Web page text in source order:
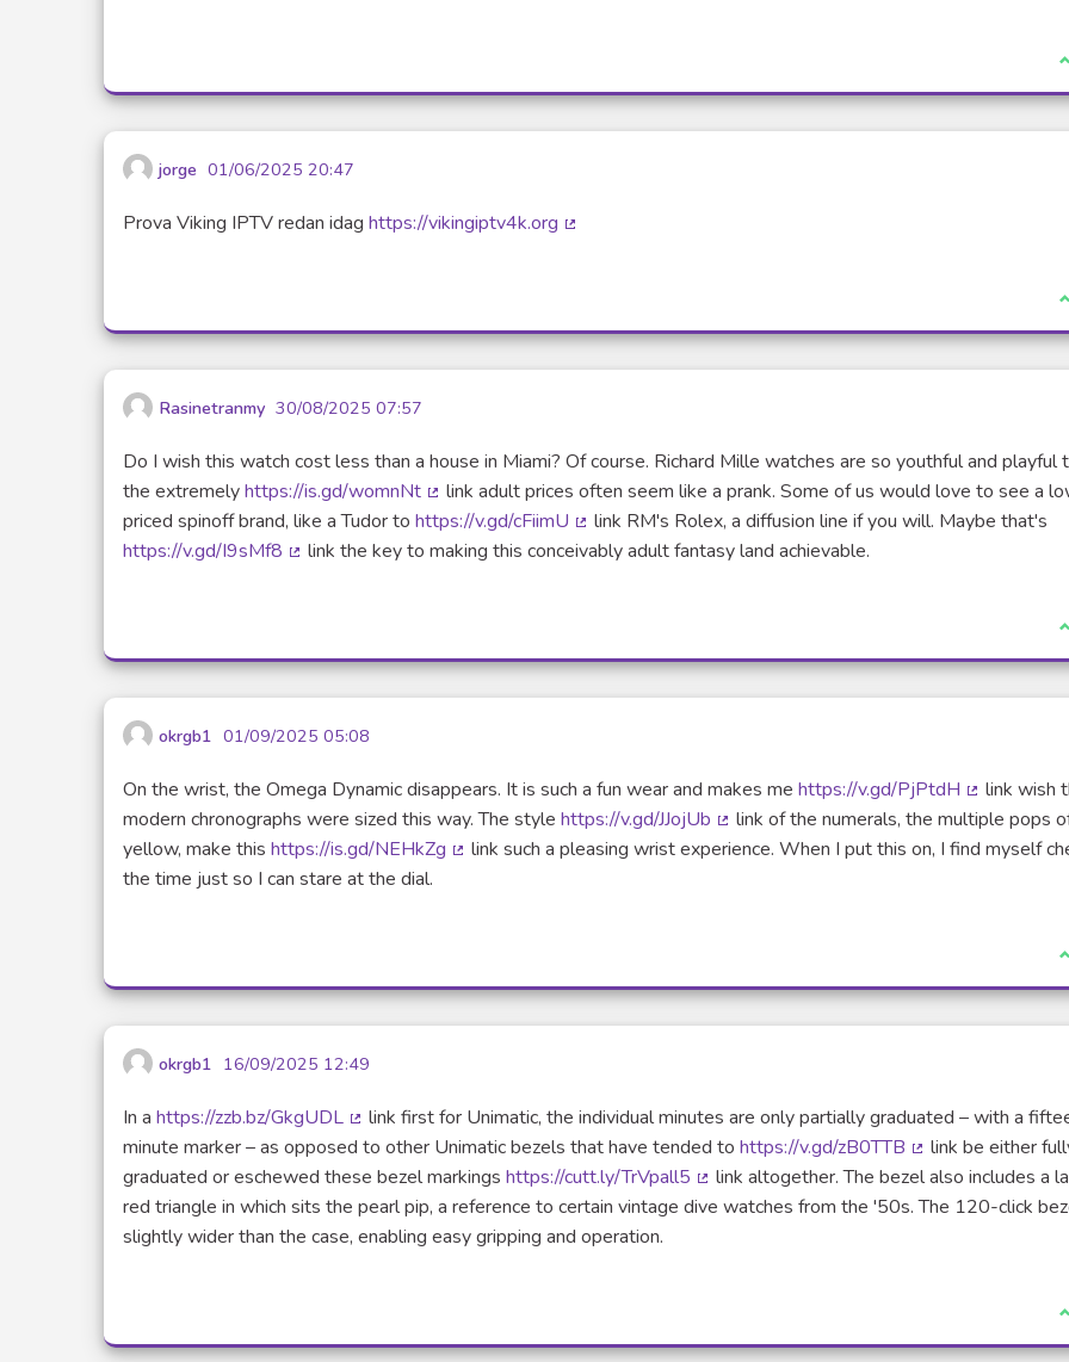
jorge 01/06/2025 20:47
Prova Viking IPTV redan idag https://vikingiptv4k.org
Rasinetranmy 30/08/2025 07:57
Do I wish this watch cost less than a house in Miami? Of course. Richard Mille watches are so youthful and playful
the extremelyhttps://is.gd/womnNt
(Lien externe)
link adult prices often seem like a prank. Some of us would love to see a
priced spinoff brand, like a Tudor to https://v.gd/cFiimU
(Lien externe)
link RM's Rolex, a diffusion line if you will. Maybe that's
https://v.gd/I9sMf8
link the key to making this conceivably adult fantasy land achievable.
okrgb1 01/09/2025 05:08
On the wrist, the Omega Dynamic disappears. It is such a fun wear and makes me https://v.gd/PjPtdH
(Lien
link wish
modern chronographs were sized this way. The style https://v.gd/JJojUb
(Lien externe)
link of the numerals, the multiple pops
yellow, make this https://is.gd/NEHkZg
link such a pleasing wrist experience. When I put this on, I find myself
the time just so I can stare at the dial.
okrgb1 16/09/2025 12:49
In a https://zzb.bz/GkgUDL
(Lien externe)
link first for Unimatic, the individual minutes are only partially graduated – with a
minute marker – as opposed to other Unimatic bezels that have tended to https://v.gd/zB0TTB
(Lien externe)
link be either
graduated or eschewed these bezel markings https://cutt.ly/TrVpall5
(Lien externe)
link altogether. The bezel also includes a
red triangle in which sits the pearl pip, a reference to certain vintage dive watches from the '50s. The 120-click
slightly wider than the case, enabling easy gripping and operation.